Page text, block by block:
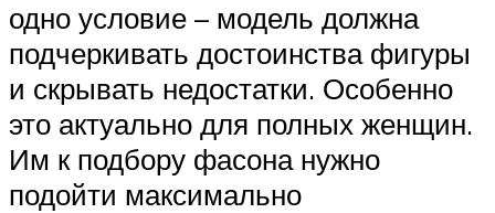
одно условие – модель должна
подчеркивать достоинства фигуры
и скрывать недостатки. Особенно
это актуально для полных женщин.
Им к подбору фасона нужно
подойти максимально